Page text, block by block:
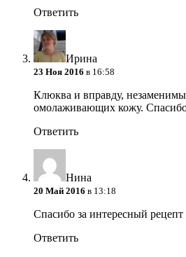
Ответить
Ирина
23 Ноя 2016 в 16:58
Клюква и вправду,
омолаживающих кожу.
Ответить
Нина
20 Май 2016 в 13:18
Спасибо за интересный рецепт
Ответить